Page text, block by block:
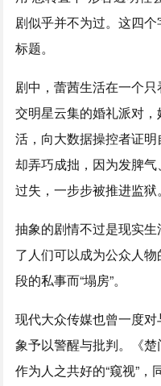
剧似乎并不为过。这四
标题。
剧中，蕾茜生活在一个只
交明星云集的婚礼派对
活，向大数据操控者证明
却弄巧成拙，因为发脾
过失，一步步被推进监狱。
抽象的剧情不过是现实
了人们可以成为公众人
段的私事而“塌房”。
现代大众传媒也曾一度对
象予以警醒与批判。《
作为人之共好的“窥视”